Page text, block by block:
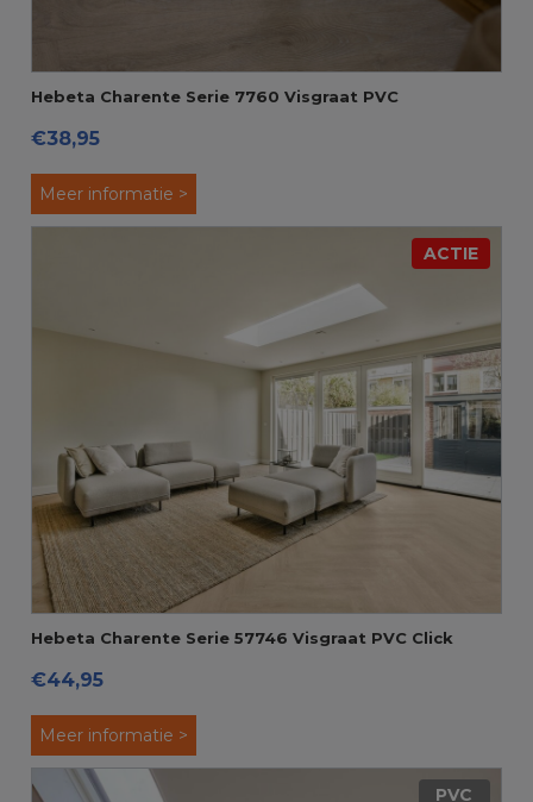
Hebeta Charente Serie 7760 Visgraat PVC
€38,95
Meer informatie >
ACTIE
Hebeta Charente Serie 57746 Visgraat PVC Click
€44,95
Meer informatie >
PVC